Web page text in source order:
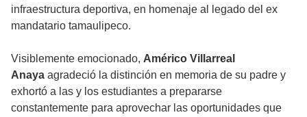
infraestructura deportiva, en homenaje al legado del ex
mandatario tamaulipeco.
Visiblemente emocionado, Américo Villarreal
Anaya agradeció la distinción en memoria de su padre y
exhortó a las y los estudiantes a prepararse
constantemente para aprovechar las oportunidades que